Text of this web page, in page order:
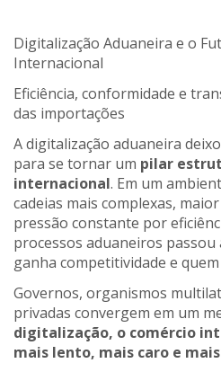
Digitalização Aduaneira e o
Internacional
Eficiência, conformidade e
das importações
A digitalização aduaneira
para se tornar um pilar
internacional. Em um
cadeias mais complexas,
pressão constante por
processos aduaneiros
ganha competitividade e
Governos, organismos
privadas convergem em um
digitalização, o comércio
mais lento, mais caro e